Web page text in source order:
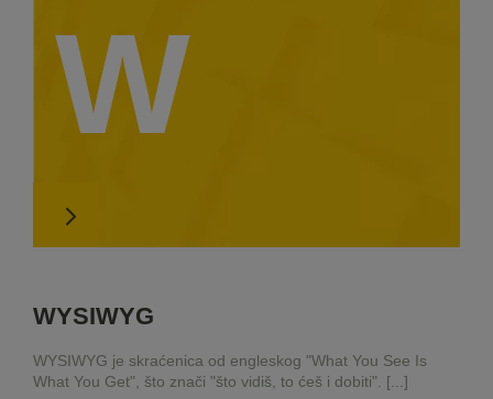
W
WYSIWYG
WYSIWYG je skraćenica od engleskog "What You See Is
What You Get", što znači "što vidiš, to ćeš i dobiti". [...]